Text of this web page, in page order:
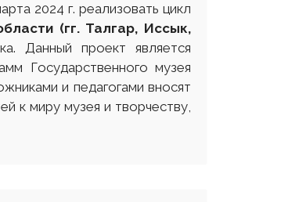
2024 г. реализовать цикл
(гг. Талгар, Иссык,
Данный проект является
Государственного музея
и педагогами вносят
к миру музея и творчеству,